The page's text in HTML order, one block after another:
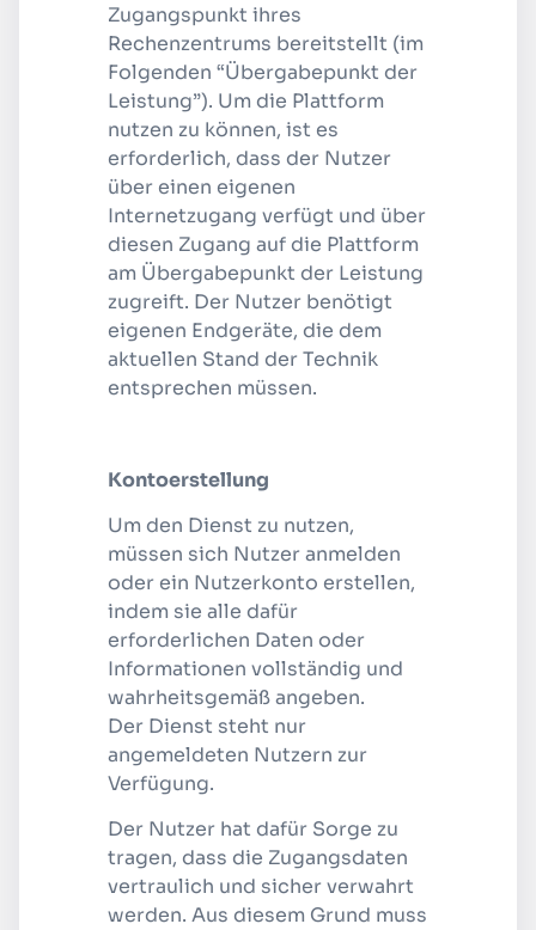
Zugangspunkt ihres
Rechenzentrums bereitstellt (im
Folgenden “Übergabepunkt der
Leistung”). Um die Plattform
nutzen zu können, ist es
erforderlich, dass der Nutzer
über einen eigenen
Internetzugang verfügt und über
diesen Zugang auf die Plattform
am Übergabepunkt der Leistung
zugreift. Der Nutzer benötigt
eigenen Endgeräte, die dem
aktuellen Stand der Technik
entsprechen müssen.
Kontoerstellung
Um den Dienst zu nutzen,
müssen sich Nutzer anmelden
oder ein Nutzerkonto erstellen,
indem sie alle dafür
erforderlichen Daten oder
Informationen vollständig und
wahrheitsgemäß angeben.
Der Dienst steht nur
angemeldeten Nutzern zur
Verfügung.
Der Nutzer hat dafür Sorge zu
tragen, dass die Zugangsdaten
vertraulich und sicher verwahrt
werden. Aus diesem Grund muss